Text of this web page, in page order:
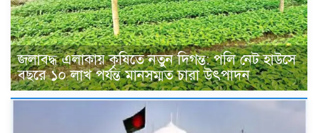
জলাবদ্ধ এলাকায় কৃষিতে নতুন দিগন্ত: পলি নেট হাউসে
বছরে ১০ লাখ পর্যন্ত মানসম্মত চারা উৎপাদন